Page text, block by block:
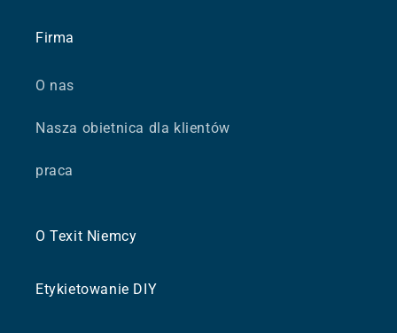
Firma
O nas
Nasza obietnica dla klientów
praca
O Texit Niemcy
Etykietowanie DIY